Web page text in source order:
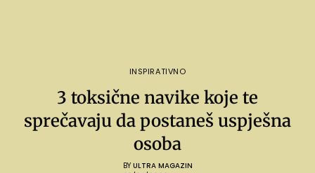
INSPIRATIVNO
3 toksične navike koje te
sprečavaju da postaneš uspješna
osoba
BY ULTRA MAGAZIN